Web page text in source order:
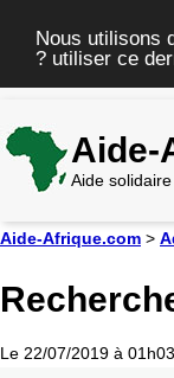
Nous utilisons
? utiliser ce
Aide-
Aide
Aide-Afrique.com >
Le 22/07/2019 à